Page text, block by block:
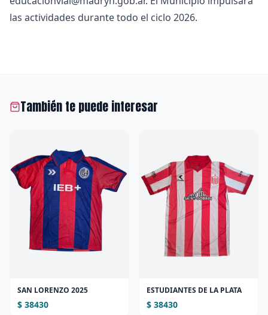
las actividades durante todo el ciclo 2026.
También te puede interesar
SAN LORENZO 2025
$ 38430
ESTUDIANTES DE LA PLATA
$ 38430